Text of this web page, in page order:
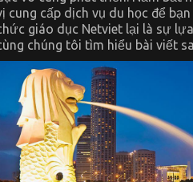
cung cấp dịch vụ du học để
giáo dục Netviet lại là sự
chúng tôi tìm hiểu bài viết